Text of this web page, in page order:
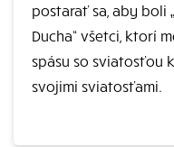
postarať sa, aby boli
Ducha“ všetci, ktorí
spásu so sviatosťou
svojimi sviatosťami.